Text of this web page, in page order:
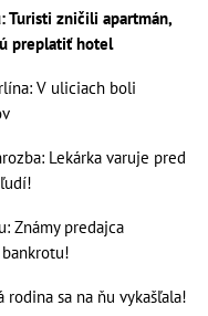
Turisti zničili apartmán,
preplatiť hotel
V uliciach boli
Lekárka varuje pred
Známy predajca
rodina sa na ňu vykašľala!